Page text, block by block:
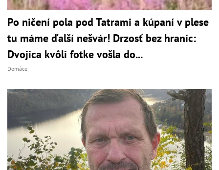
Po ničení pola pod Tatrami a kúpaní v plese
tu máme ďalší nešvár! Drzosť bez hraníc:
Dvojica kvôli fotke vošla do...
Domáce